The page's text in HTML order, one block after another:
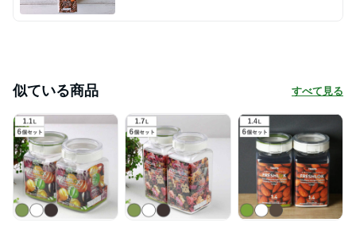
似ている商品 すべて見る